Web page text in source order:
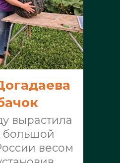
вырастила
большой
весом